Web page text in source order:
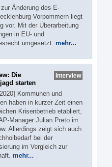
Änderung des E-
Vorpommern liegt
vor. Mit der Überarbeitung
in EU- und
umgesetzt. mehr...
Interview
Die
starten
Kommunen und
haben in kurzer Zeit einen
Krisenbetrieb etabliert,
Manager Julian Preto im
Allerdings zeigt sich auch
bei der
im Vergleich zur
mehr...